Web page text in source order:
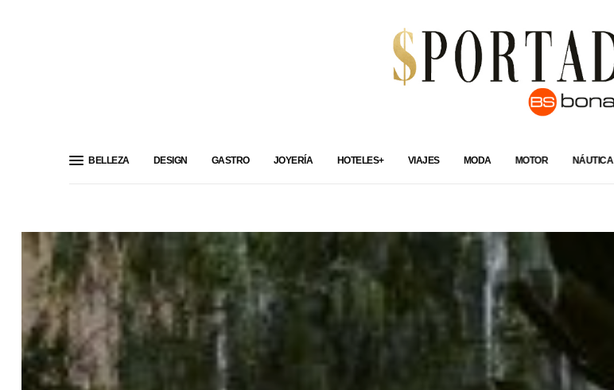
BELLEZA DESIGN GASTRO JOYERÍA HOTELES+ VIAJES MODA MOTOR NÁUTICA